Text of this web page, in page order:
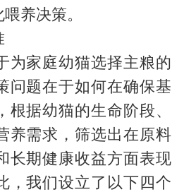
养决策。
家庭幼猫选择主粮的
问题在于如何在确保基
根据幼猫的生命阶段、
养需求，筛选出在原料
长期健康收益方面表现
，我们设立了以下四个